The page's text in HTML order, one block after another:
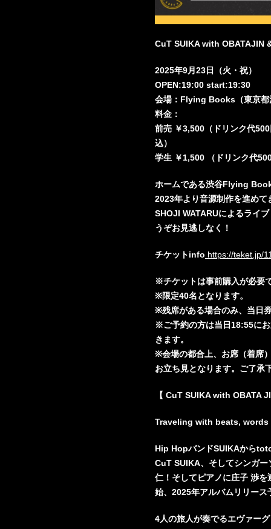
CuT SUIKA with OBATAJIN
2025年9月23日（火・祝）
OPEN:19:00 start:19:30
会場：Flying Books（東京都
料金：
前売 ￥3,500（ドリンク代
込）
学生 ￥1,500 （ドリンク代
ホームである渋谷Flying
2023年より音源制作を進め
SHOJI WATARUによるライ
うぞお見逃しなく！
チケットinfo https://teket.jp/
※チケットは事前購入が必要
※限定40名となります。
※残席がある場合のみ、当日
※ご予約の方は当日18:55に
きます。
※会場の都合上、お席（着席
お立ち見となります。ご了承
【 CuT SUIKA with OBATA
Traveling with beats,
Hip HopバンドSUIKAから
CuT SUIKA、そしてシンガ
仁！そしてピアノに庄子 渉
始、2025年アルバムリリース
4人の旅人が奏でるエヴァー